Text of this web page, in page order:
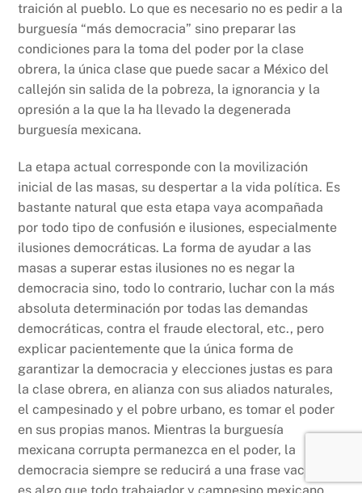
traición al pueblo. Lo que es necesario no es pedir a la
burguesía “más democracia” sino preparar las
condiciones para la toma del poder por la clase
obrera, la única clase que puede sacar a México del
callejón sin salida de la pobreza, la ignorancia y la
opresión a la que la ha llevado la degenerada
burguesía mexicana.
La etapa actual corresponde con la movilización
inicial de las masas, su despertar a la vida política. Es
bastante natural que esta etapa vaya acompañada
por todo tipo de confusión e ilusiones, especialmente
ilusiones democráticas. La forma de ayudar a las
masas a superar estas ilusiones no es negar la
democracia sino, todo lo contrario, luchar con la más
absoluta determinación por todas las demandas
democráticas, contra el fraude electoral, etc., pero
explicar pacientemente que la única forma de
garantizar la democracia y elecciones justas es para
la clase obrera, en alianza con sus aliados naturales,
el campesinado y el pobre urbano, es tomar el poder
en sus propias manos. Mientras la burguesía
mexicana corrupta permanezca en el poder, la
democracia siempre se reducirá a una frase vacía. Eso